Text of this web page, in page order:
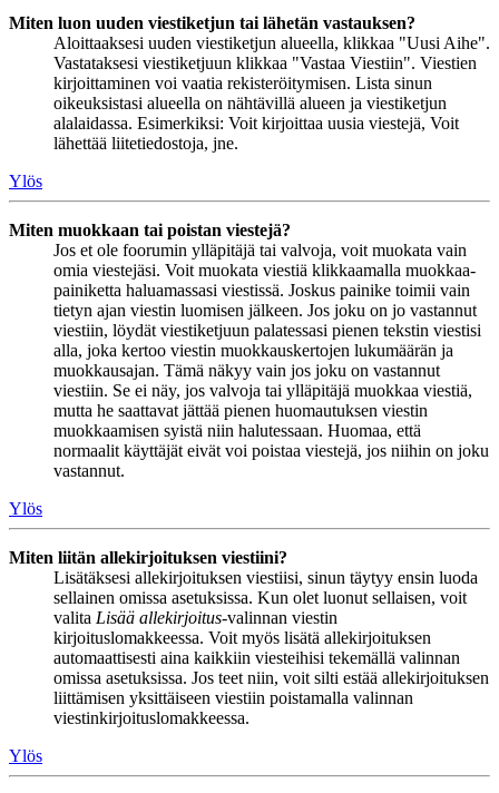
Miten luon uuden viestiketjun tai lähetän vastauksen?
Aloittaaksesi uuden viestiketjun alueella, klikkaa "Uusi Aihe".
Vastataksesi viestiketjuun klikkaa "Vastaa Viestiin". Viestien
kirjoittaminen voi vaatia rekisteröitymisen. Lista sinun
oikeuksistasi alueella on nähtävillä alueen ja viestiketjun
alalaidassa. Esimerkiksi: Voit kirjoittaa uusia viestejä, Voit
lähettää liitetiedostoja, jne.
Ylös
Miten muokkaan tai poistan viestejä?
Jos et ole foorumin ylläpitäjä tai valvoja, voit muokata vain
omia viestejäsi. Voit muokata viestiä klikkaamalla muokkaa-
painiketta haluamassasi viestissä. Joskus painike toimii vain
tietyn ajan viestin luomisen jälkeen. Jos joku on jo vastannut
viestiin, löydät viestiketjuun palatessasi pienen tekstin viestisi
alla, joka kertoo viestin muokkauskertojen lukumäärän ja
muokkausajan. Tämä näkyy vain jos joku on vastannut
viestiin. Se ei näy, jos valvoja tai ylläpitäjä muokkaa viestiä,
mutta he saattavat jättää pienen huomautuksen viestin
muokkaamisen syistä niin halutessaan. Huomaa, että
normaalit käyttäjät eivät voi poistaa viestejä, jos niihin on joku
vastannut.
Ylös
Miten liitän allekirjoituksen viestiini?
Lisätäksesi allekirjoituksen viestiisi, sinun täytyy ensin luoda
sellainen omissa asetuksissa. Kun olet luonut sellaisen, voit
valita Lisää allekirjoitus-valinnan viestin
kirjoituslomakkeessa. Voit myös lisätä allekirjoituksen
automaattisesti aina kaikkiin viesteihisi tekemällä valinnan
omissa asetuksissa. Jos teet niin, voit silti estää allekirjoituksen
liittämisen yksittäiseen viestiin poistamalla valinnan
viestinkirjoituslomakkeessa.
Ylös